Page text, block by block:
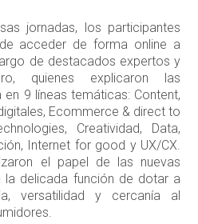
jornadas, los participantes
acceder de forma online a
de destacados expertos y
quienes explicaron las
9 líneas temáticas: Content,
Ecommerce & direct to
Creatividad, Data,
Internet for good y UX/CX.
el papel de las nuevas
la delicada función de dotar a
versatilidad y cercanía al